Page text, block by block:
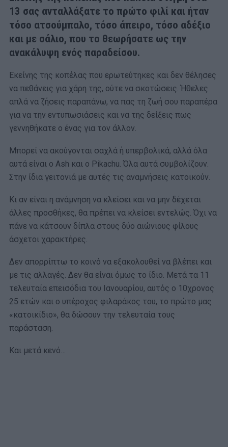
13 σας ανταλλάξατε το πρώτο φιλί και ήταν
τόσο ατσούμπαλο, τόσο άπειρο, τόσο αδέξιο
και με σάλιο, που το θεωρήσατε ως την
ανακάλυψη ενός παραδείσου.
Εκείνης της κοπέλας που ερωτεύτηκες και δεν θέλησες
να πεθάνεις για χάρη της, ούτε να σκοτώσεις. Ήθελες
απλά να ζήσεις παραπάνω, να πας τη ζωή σου παραπέρα
για να την εντυπωσιάσεις και να της δείξεις πως
γεννηθήκατε ο ένας για τον άλλον.
Μπορεί να ακούγονται σαχλά ή υπερβολικά, αλλά όλα
αυτά είναι ο Ash και ο Pikachu. Όλα αυτά συμβολίζουν.
Στην ίδια γειτονιά με αυτές τις αναμνήσεις κατοικούν.
Κι αν είναι η ανάμνηση να κλείσει και να μην δέχεται
άλλες προσθήκες, θα πρέπει να κλείσει εντελώς. Όχι να
πάνε να κάτσουν δίπλα στους δύο αιώνιους φίλους
άσχετοι χαρακτήρες.
Δεν απορρίπτω το κοινό να εξακολουθεί να βλέπει και
με τις αλλαγές. Δεν θα είναι όμως το ίδιο. Μετά τα 11
τελευταία επεισόδια του Ιανουαρίου, αυτός ο 10χρονος
25 ετών και ο υπέροχος φιλαράκος του, το πρώτο μας
«κατοικίδιο», θα δώσουν την τελευταία τους
παράσταση.
Και μετά κενό…